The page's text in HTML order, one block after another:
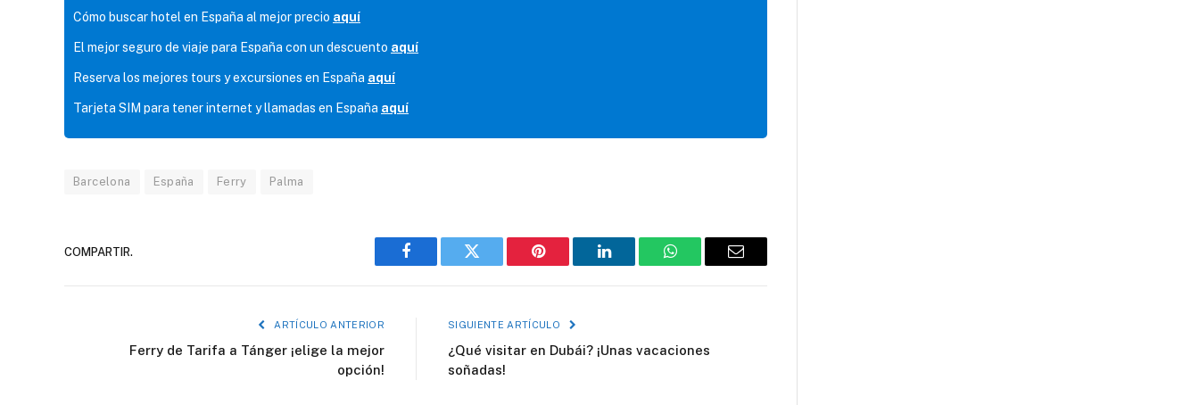
Cómo buscar hotel en España al mejor precio aquí
El mejor seguro de viaje para España con un descuento aquí
Reserva los mejores tours y excursiones en España aquí
Tarjeta SIM para tener internet y llamadas en España aquí
Barcelona España Ferry Palma
COMPARTIR.
Facebook Twitter Pinterest LinkedIn WhatsAppCorreo
ARTÍCULO ANTERIOR
Ferry de Tarifa a Tánger ¡elige la mejor
opción!
SIGUIENTE ARTÍCULO
¿Qué visitar en Dubái? ¡Unas vacaciones
soñadas!